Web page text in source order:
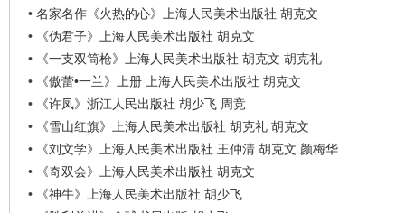
• 名家名作《火热的心》上海人民美术出版社 胡克文
•
《伪君子》上海人民美术出版社 胡克文
•
《一支双筒枪》上海人民美术出版社 胡克文 胡克礼
•
《傲蕾•一兰》上册 上海人民美术出版社 胡克文
•
《许凤》浙江人民出版社 胡少飞 周竞
•
《雪山红旗》上海人民美术出版社 胡克礼 胡克文
•
《刘文学》上海人民美术出版社 王仲清 胡克文 颜梅华
•
《奇双会》上海人民美术出版社 胡克文
•
《神牛》上海人民美术出版社 胡少飞